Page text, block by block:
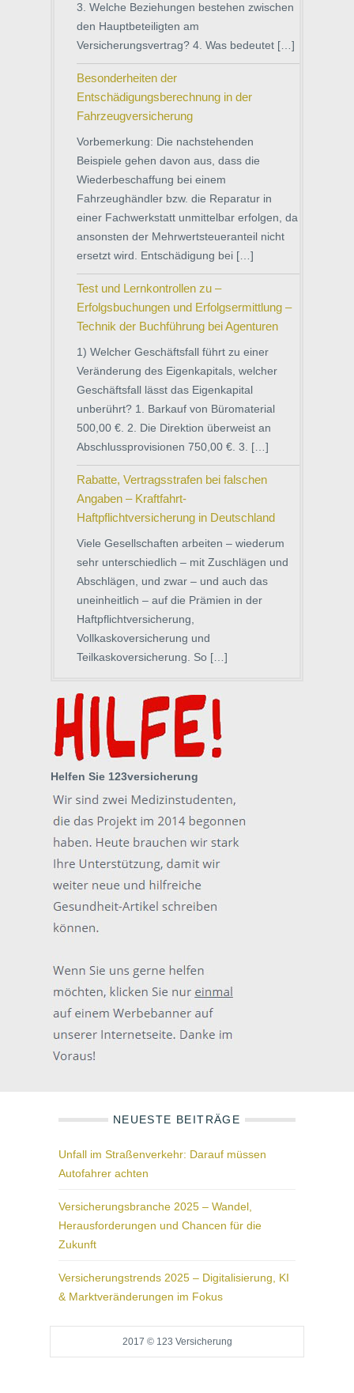
3. Welche Beziehungen bestehen zwischen
den Hauptbeteiligten am
Versicherungsvertrag? 4. Was bedeutet […]
Besonderheiten der
Entschädigungsberechnung in der
Fahrzeugversicherung
Vorbemerkung: Die nachstehenden
Beispiele gehen davon aus, dass die
Wiederbeschaffung bei einem
Fahrzeughändler bzw. die Reparatur in
einer Fachwerkstatt unmittelbar erfolgen, da
ansonsten der Mehrwertsteueranteil nicht
ersetzt wird. Entschädigung bei […]
Test und Lernkontrollen zu –
Erfolgsbuchungen und Erfolgsermittlung –
Technik der Buchführung bei Agenturen
1) Welcher Geschäftsfall führt zu einer
Veränderung des Eigenkapitals, welcher
Geschäftsfall lässt das Eigenkapital
unberührt? 1. Barkauf von Büromaterial
500,00 €. 2. Die Direktion überweist an
Abschlussprovisionen 750,00 €. 3. […]
Rabatte, Vertragsstrafen bei falschen
Angaben – Kraftfahrt-
Haftpflichtversicherung in Deutschland
Viele Gesellschaften arbeiten – wiederum
sehr unterschiedlich – mit Zuschlägen und
Abschlägen, und zwar – und auch das
uneinheitlich – auf die Prämien in der
Haftpflichtversicherung,
Vollkaskoversicherung und
Teilkaskoversicherung. So […]
Helfen Sie 123versicherung
NEUESTE BEITRÄGE
Unfall im Straßenverkehr: Darauf müssen
Autofahrer achten
Versicherungsbranche 2025 – Wandel,
Herausforderungen und Chancen für die
Zukunft
Versicherungstrends 2025 – Digitalisierung, KI
& Marktveränderungen im Fokus
2017 © 123 Versicherung